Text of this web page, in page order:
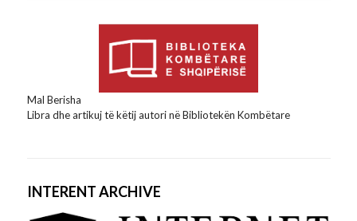
Mal Berisha
Libra dhe artikuj të këtij autori në Bibliotekën Kombëtare
INTERENT ARCHIVE